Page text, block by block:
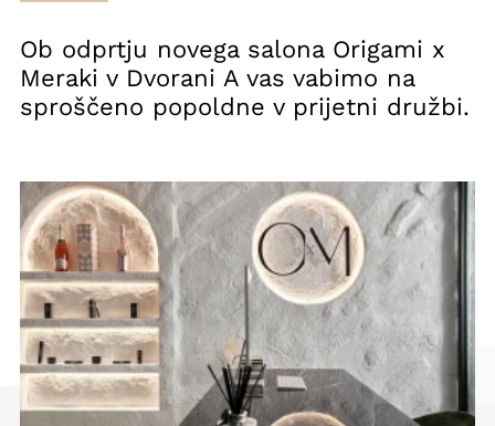
Ob odprtju novega salona Origami x
Meraki v Dvorani A vas vabimo na
sproščeno popoldne v prijetni družbi.